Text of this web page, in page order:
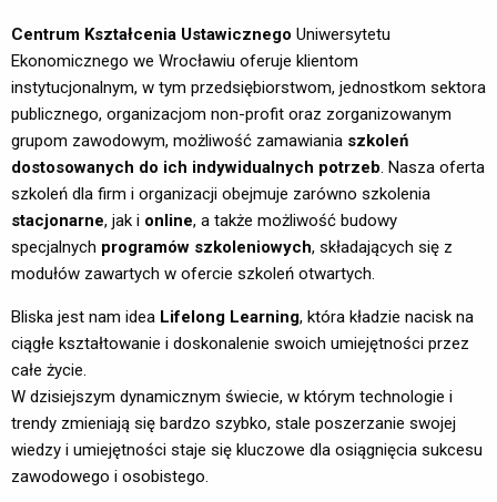
Centrum Kształcenia Ustawicznego Uniwersytetu
Ekonomicznego we Wrocławiu oferuje klientom
instytucjonalnym, w tym przedsiębiorstwom, jednostkom sektora
publicznego, organizacjom non-profit oraz zorganizowanym
grupom zawodowym, możliwość zamawiania szkoleń
dostosowanych do ich indywidualnych potrzeb. Nasza oferta
szkoleń dla firm i organizacji obejmuje zarówno szkolenia
stacjonarne, jak i online, a także możliwość budowy
specjalnych programów szkoleniowych, składających się z
modułów zawartych w ofercie szkoleń otwartych.
Bliska jest nam idea Lifelong Learning, która kładzie nacisk na
ciągłe kształtowanie i doskonalenie swoich umiejętności przez
całe życie.
W dzisiejszym dynamicznym świecie, w którym technologie i
trendy zmieniają się bardzo szybko, stale poszerzanie swojej
wiedzy i umiejętności staje się kluczowe dla osiągnięcia sukcesu
zawodowego i osobistego.